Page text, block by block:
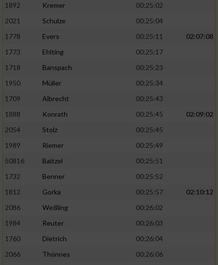
1892 Kremer
00:25:02
2021
Schulze
00:25:04
1778
Evers 00:25:11
02:07:08
1773
Ehlting
00:25:17
1718
Banspach
00:25:23
1950
Müller
00:25:34
1709
Albrecht
00:25:43
1888
Konrath 00:25:45
02:09:02
2054
Stolz
00:25:45
1989
Riemer
00:25:49
50816
Baitzel
00:25:51
1732
Benner
00:25:52
1812
Gorka 00:25:57
02:10:12
2086
Weßling
00:26:02
1984
Reuter
00:26:03
1760
Dietrich
00:26:04
2066
Thönnes
00:26:06